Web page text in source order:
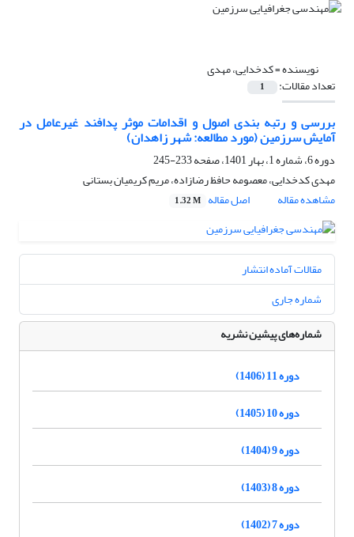
نویسنده =کدخدایی، مهدی
تعداد مقالات: 1
بررسی و رتبه بندی اصول و اقدامات موثر پدافند غیرعامل در
آمایش سرزمین (مورد مطالعه: شهر زاهدان)
دوره 6، شماره 1، بهار 1401، صفحه
233-245
مهدی کدخدایی، معصومه حافظ رضازاده، مریم کریمیان بستانی
مشاهده مقاله
اصل مقاله 1.32 M
مقالات آماده انتشار
شماره جاری
شماره‌های پیشین نشریه
دوره 11 (1406)
دوره 10 (1405)
دوره 9 (1404)
دوره 8 (1403)
دوره 7 (1402)